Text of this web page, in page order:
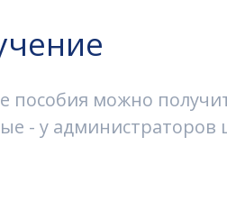
пособия можно
- у